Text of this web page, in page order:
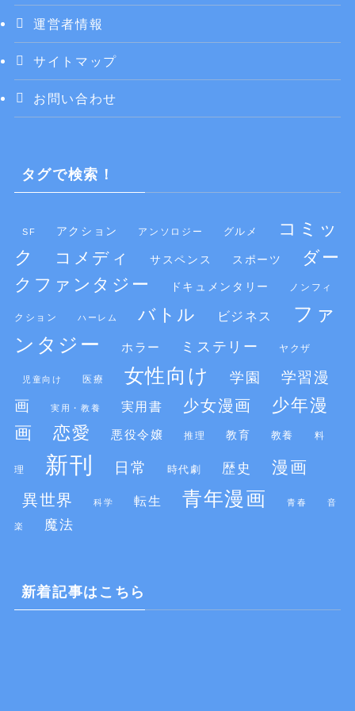
運営者情報
サイトマップ
お問い合わせ
タグで検索！
SF アクション アンソロジー グルメ
コミッ
ク
コメディ サスペンス スポーツ
ダー
クファンタジー
ドキュメンタリー ノンフィ
クション ハーレム バトル ビジネス
ファ
ンタジー
ホラー ミステリー ヤクザ
児童向け 医療 女性向け 学園
学習漫
画
実用・教養 実用書 少女漫画
少年漫
画
恋愛 悪役令嬢 推理 教育 教養 料
理 新刊 日常 時代劇 歴史 漫画
異世界 科学 転生 青年漫画 青春 音
楽 魔法
新着記事はこちら